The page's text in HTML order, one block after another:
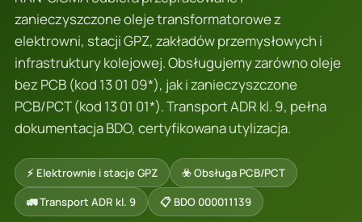
zanieczyszczone oleje transformatorowe z
elektrowni, stacji GPZ, zakładów przemysłowych i
infrastruktury kolejowej. Obsługujemy zarówno oleje
bez PCB (kod 13 01 09*), jak i zanieczyszczone
PCB/PCT (kod 13 01 01*). Transport ADR kl. 9, pełna
dokumentacja BDO, certyfikowana utylizacja.
⚡ Elektrownie i stacje GPZ
☣️ Obsługa PCB/PCT
🚛 Transport ADR kl. 9
📋 BDO 000011139